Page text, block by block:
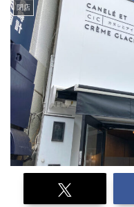
閉店